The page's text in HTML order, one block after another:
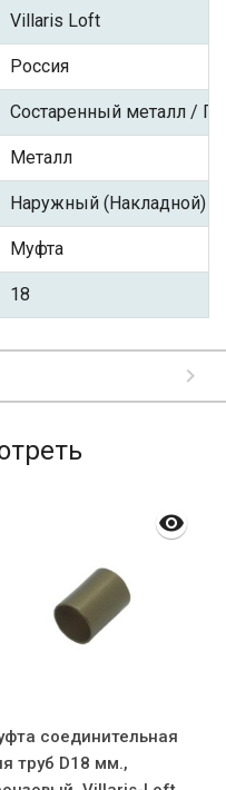
Villaris Loft
Россия
Состаренный металл /
Металл
Наружный (Накладной)
Муфта
18
соединительная
труб D18 мм.,